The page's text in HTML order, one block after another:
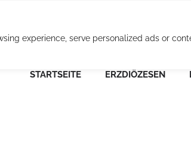
experience, serve personalized ads or
STARTSEITE ERZDIÖZESEN